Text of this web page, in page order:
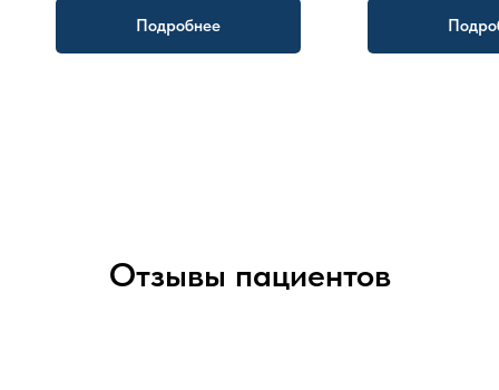
Подробнее
Отзывы пациентов